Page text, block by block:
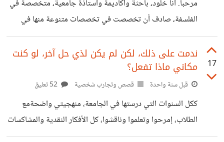
مرحبا. أنا خلود، باحثة وأكاديمة وأستاذة جامعية، متخصصة في
الفلسفة، صادف أن تخصصت في تخصصات متنوعة منها في
مسيرتي الأكاديمية ، بين الفلسفات الغربية والفلسفات الإسلامية،
وفلسفة العلوم...وغيرها، كما أني حظيت بتجربة لا تقل عن
خمس سنوات في التدريس لبعض تخصصاتها في الجامعة . أتلقى
بشكل يومي أسئلة غريبة ومثيرة عن الفلسفة من العامة
والمثقفين وحتى من المدارسين للفلسفة نفسها. الآن. أطلقوا
العنان لفضولكم ومخيلاتكم، عن كل ما يخص الفلسفة والتدريس
17
ندمت على ذلك، لكن لم يكن لذي حل آخر، لو كنت
مكاني ماذا تفعل؟
قبل سنة واحدة قصص وتجارب شخصية
ككل السنوات التي درستها في الجامعة، منهجيتي واضحةمع
الطلاب، إمرحوا وتعلموا وناقشوا، كل الأفكار النقدية والمشاكسات
الفكرية مسموحة في حدود الدرس، والممنوعات الأساسية هي: لا